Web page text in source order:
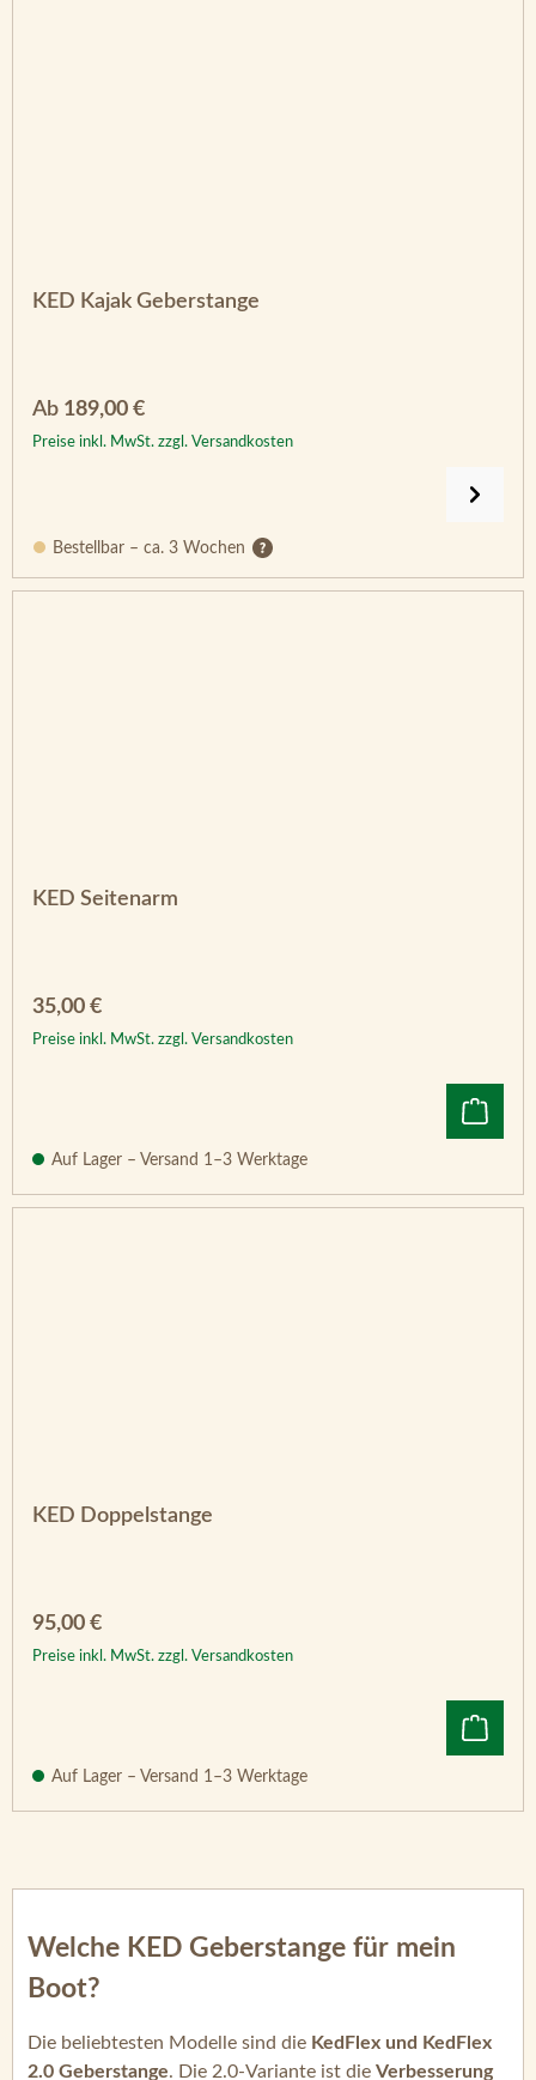
KED Kajak Geberstange
Regulärer Preis:
Ab 189,00 €
Preise inkl. MwSt. zzgl. Versandkosten
Bestellbar – ca. 3 Wochen
KED Seitenarm
Regulärer Preis:
35,00 €
Preise inkl. MwSt. zzgl. Versandkosten
Auf Lager – Versand 1–3 Werktage
KED Doppelstange
Regulärer Preis:
95,00 €
Preise inkl. MwSt. zzgl. Versandkosten
Auf Lager – Versand 1–3 Werktage
Welche KED Geberstange für mein
Boot?
Die beliebtesten Modelle sind die KedFlex und KedFlex
2.0 Geberstange. Die 2.0-Variante ist die Verbesserung